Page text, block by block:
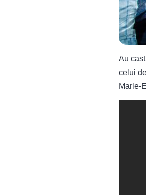
Au
celui
Marie-